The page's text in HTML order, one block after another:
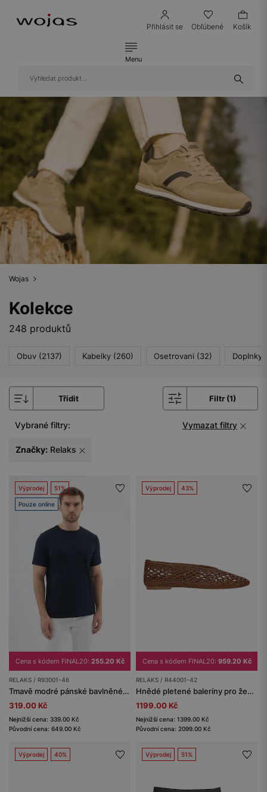
Přihlásit se Obľúbené Košík
Menu
Wojas
Kolekce
248 produktů
Obuv (2137) Kabelky (260) Osetrovani (32) Doplnky
Třídit Filtr (1)
Vybrané filtry: Vymazat filtry
Značky: Relaks
Výprodej 51%
Pouze online
Cena s kódem FINAL20: 255.20 Kč
RELAKS / R93001-46
Tmavě modré pánské bavlněné tričko RELAKS
319.00 Kč
Nejnižší cena: 339.00 Kč
Původní cena: 649.00 Kč
Výprodej 43%
Cena s kódem FINAL20: 959.20 Kč
RELAKS / R44001-42
Hnědé pletené baleríny pro ženy RELAKS
1199.00 Kč
Nejnižší cena: 1399.00 Kč
Původní cena: 2099.00 Kč
Výprodej 40% Výprodej 51%